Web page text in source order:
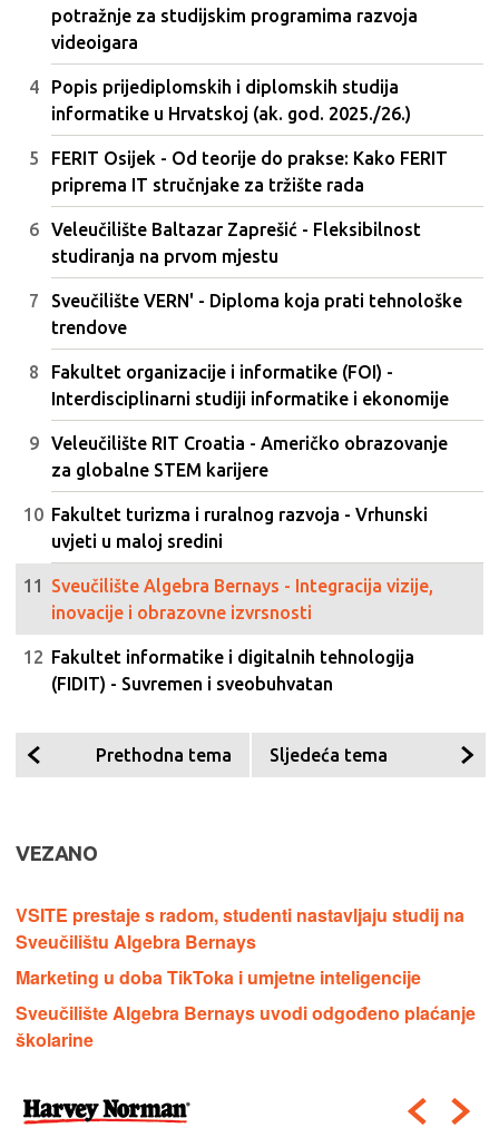
potražnje za studijskim programima razvoja
videoigara
Popis prijediplomskih i diplomskih studija
informatike u Hrvatskoj (ak. god. 2025./26.)
FERIT Osijek - Od teorije do prakse: Kako FERIT
priprema IT stručnjake za tržište rada
Veleučilište Baltazar Zaprešić - Fleksibilnost
studiranja na prvom mjestu
Sveučilište VERN' - Diploma koja prati tehnološke
trendove
Fakultet organizacije i informatike (FOI) -
Interdisciplinarni studiji informatike i ekonomije
Veleučilište RIT Croatia - Američko obrazovanje
za globalne STEM karijere
Fakultet turizma i ruralnog razvoja - Vrhunski
uvjeti u maloj sredini
Sveučilište Algebra Bernays - Integracija vizije,
inovacije i obrazovne izvrsnosti
Fakultet informatike i digitalnih tehnologija
(FIDIT) - Suvremen i sveobuhvatan
Prethodna tema Sljedeća tema
VEZANO
VSITE prestaje s radom, studenti nastavljaju studij na
Sveučilištu Algebra Bernays
Marketing u doba TikToka i umjetne inteligencije
Sveučilište Algebra Bernays uvodi odgođeno plaćanje
školarine